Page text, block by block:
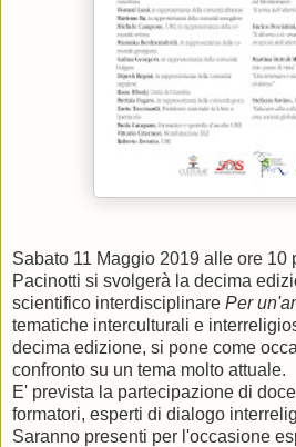
Sabato 11 Maggio 2019 alle ore 10
Pacinotti si svolgerà la decima
scientifico interdisciplinare Per
tematiche interculturali e
decima edizione, si pone come
confronto su un tema molto attuale.
E' prevista la partecipazione di
formatori, esperti di dialogo
Saranno presenti per l'occasione